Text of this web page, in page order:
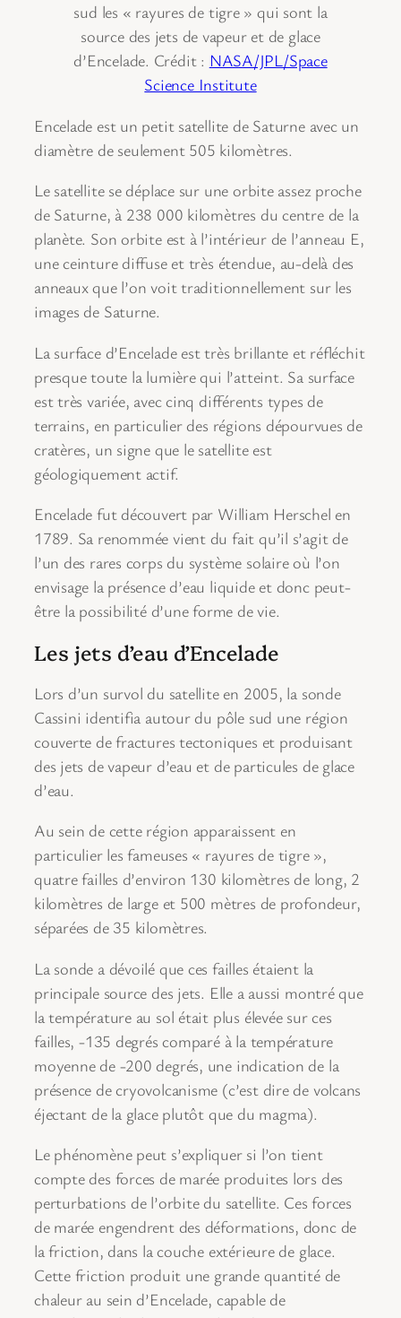
sud les « rayures de tigre » qui sont la
source des jets de vapeur et de glace
d’Encelade. Crédit : NASA/JPL/Space
Science Institute
Encelade est un petit satellite de Saturne avec un
diamètre de seulement 505 kilomètres.
Le satellite se déplace sur une orbite assez proche
de Saturne, à 238 000 kilomètres du centre de la
planète. Son orbite est à l’intérieur de l’anneau E,
une ceinture diffuse et très étendue, au-delà des
anneaux que l’on voit traditionnellement sur les
images de Saturne.
La surface d’Encelade est très brillante et réfléchit
presque toute la lumière qui l’atteint. Sa surface
est très variée, avec cinq différents types de
terrains, en particulier des régions dépourvues de
cratères, un signe que le satellite est
géologiquement actif.
Encelade fut découvert par William Herschel en
1789. Sa renommée vient du fait qu’il s’agit de
l’un des rares corps du système solaire où l’on
envisage la présence d’eau liquide et donc peut-
être la possibilité d’une forme de vie.
Les jets d’eau d’Encelade
Lors d’un survol du satellite en 2005, la sonde
Cassini identifia autour du pôle sud une région
couverte de fractures tectoniques et produisant
des jets de vapeur d’eau et de particules de glace
d’eau.
Au sein de cette région apparaissent en
particulier les fameuses « rayures de tigre »,
quatre failles d’environ 130 kilomètres de long, 2
kilomètres de large et 500 mètres de profondeur,
séparées de 35 kilomètres.
La sonde a dévoilé que ces failles étaient la
principale source des jets. Elle a aussi montré que
la température au sol était plus élevée sur ces
failles, -135 degrés comparé à la température
moyenne de -200 degrés, une indication de la
présence de cryovolcanisme (c’est dire de volcans
éjectant de la glace plutôt que du magma).
Le phénomène peut s’expliquer si l’on tient
compte des forces de marée produites lors des
perturbations de l’orbite du satellite. Ces forces
de marée engendrent des déformations, donc de
la friction, dans la couche extérieure de glace.
Cette friction produit une grande quantité de
chaleur au sein d’Encelade, capable de